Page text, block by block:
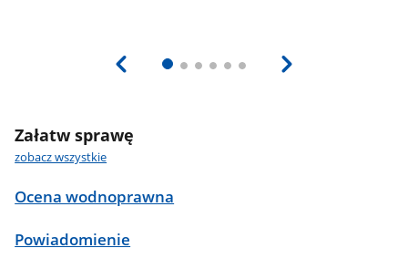
Załatw sprawę
zobacz wszystkie
Ocena wodnoprawna
Powiadomienie